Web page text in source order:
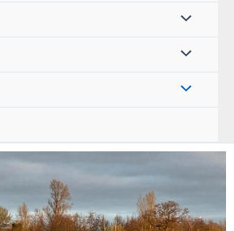
Menu
schakelen
Menu
schakelen
Menu